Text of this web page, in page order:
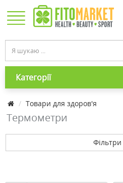
Категорії
Товари для здоров'я
Термометри
Фільтри